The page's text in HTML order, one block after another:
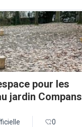
pour les
jardin Compans
0